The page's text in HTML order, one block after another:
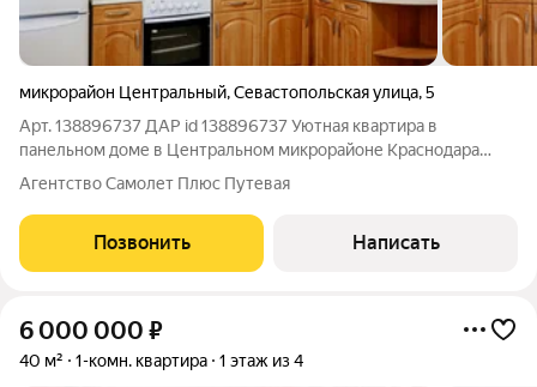
микрорайон Центральный,Севастопольская улица,5
Арт. 138896737 ДАР id 138896737 Уютная квартира в
панельном доме в Центральном микрорайоне Краснодара
идеальный вариант для тех, кто ценит комфорт и развитую
инфраструктуру. -тихий и зелёный двор с детской площадкой и
клумбами; -спокойная улица
Агентство Самолет Плюс Путевая
Позвонить Написать
6 000 000 ₽
40 м² 1-комн. квартира 1 этаж из 4